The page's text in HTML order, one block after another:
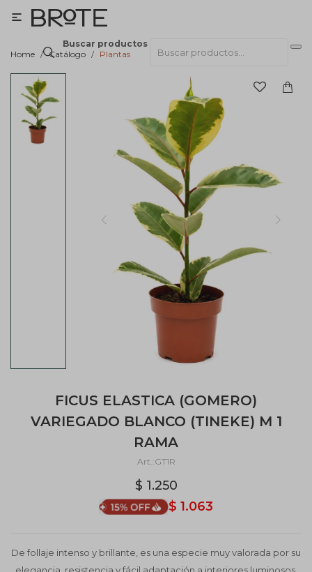
Buscar productos

Home Catálogo Plantas
FICUS ELASTICA (GOMERO)
VARIEGADO BLANCO (TINEKE) M 1
RAMA
GT1R
$ 1.250
$ 1.063
De follaje intenso y brillante, es una especie muy valorada por su